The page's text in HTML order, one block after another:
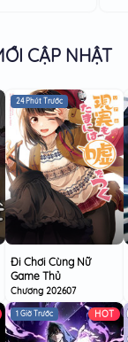
CẬP NHẬT
24 Phút Trước
Đi Chơi Cùng Nữ
Game Thủ
Chương 202607
1 Giờ Trước HOT